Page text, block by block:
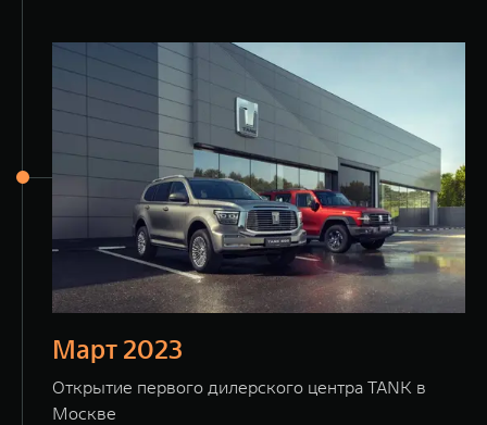
Март 2023
Открытие первого дилерского центра TANK в
Москве